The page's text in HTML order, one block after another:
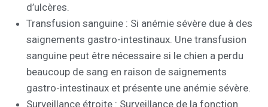
d’ulcères.
Transfusion sanguine : Si anémie sévère due à des
saignements gastro-intestinaux. Une transfusion
sanguine peut être nécessaire si le chien a perdu
beaucoup de sang en raison de saignements
gastro-intestinaux et présente une anémie sévère.
Surveillance étroite : Surveillance de la fonction